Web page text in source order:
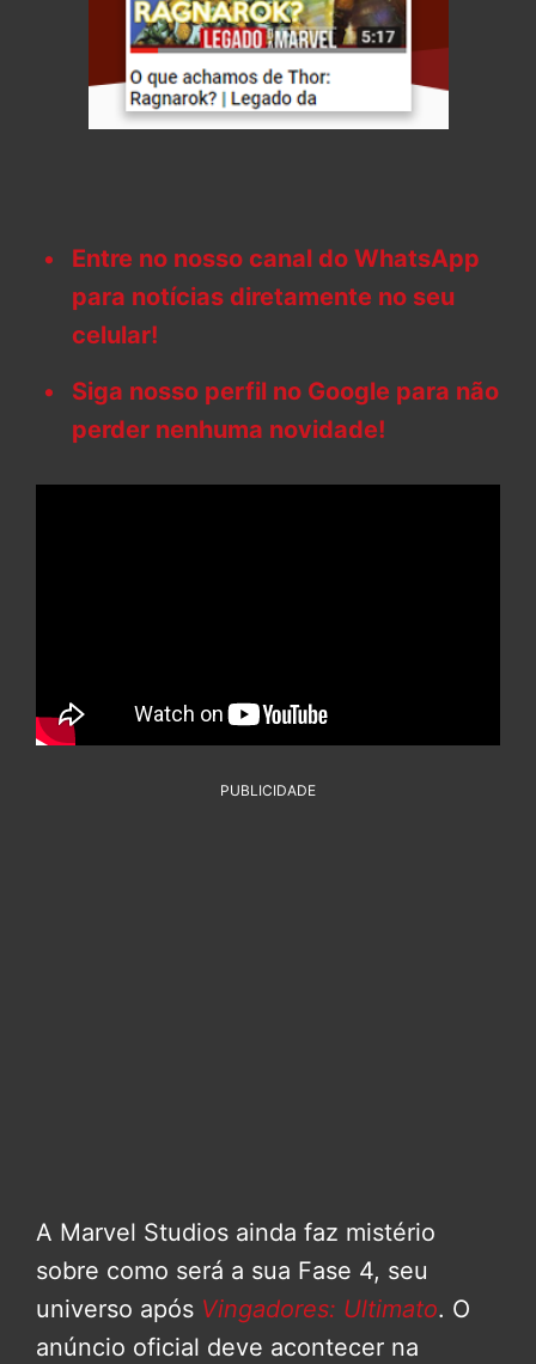
Entre no nosso canal do WhatsApp
para notícias diretamente no seu
celular!
Siga nosso perfil no Google para não
perder nenhuma novidade!
PUBLICIDADE
A Marvel Studios ainda faz mistério
sobre como será a sua Fase 4, seu
universo após Vingadores: Ultimato. O
anúncio oficial deve acontecer na